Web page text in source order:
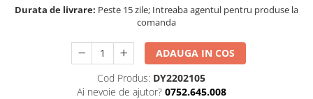
Surubelnite Inox
Surubelnite VDE Wera
Extractoare suruburi uzate si
Durata de livrare: Peste 15 zile; Intreaba agentul pentru produse la
comanda
ADAUGA IN COS
Cod Produs: DY2202105
Ai nevoie de ajutor? 0752.645.008